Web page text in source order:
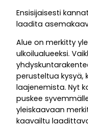
Ensisijaisesti
laadita
Alue on merkitty
ulkoilualueeksi.
perusteltua kysyä,
laajenemista. Nyt
puskee
yleiskaavaan
kaavailtu